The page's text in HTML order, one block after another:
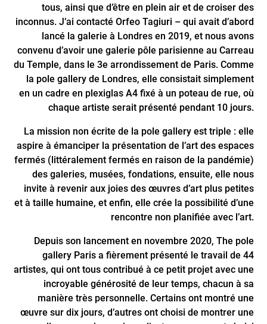
tous, ainsi que d’être en plein air et de croiser des
inconnus. J’ai contacté Orfeo Tagiuri – qui avait d’abord
lancé la galerie à Londres en 2019, et nous avons
convenu d’avoir une galerie pôle parisienne au Carreau
du Temple, dans le 3e arrondissement de Paris. Comme
la pole gallery de Londres, elle consistait simplement
en un cadre en plexiglas A4 fixé à un poteau de rue, où
chaque artiste serait présenté pendant 10 jours.
La mission non écrite de la pole gallery est triple : elle
aspire à émanciper la présentation de l’art des espaces
fermés (littéralement fermés en raison de la pandémie)
des galeries, musées, fondations, ensuite, elle nous
invite à revenir aux joies des œuvres d’art plus petites
et à taille humaine, et enfin, elle crée la possibilité d’une
rencontre non planifiée avec l’art.
Depuis son lancement en novembre 2020, The pole
gallery Paris a fièrement présenté le travail de 44
artistes, qui ont tous contribué à ce petit projet avec une
incroyable générosité de leur temps, chacun à sa
manière très personnelle. Certains ont montré une
œuvre sur dix jours, d’autres ont choisi de montrer une